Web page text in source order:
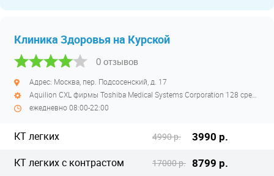
Клиника Здоровья на Курской
0 отзывов
Адрес: Москва, пер. Подсосенский, д. 17
ежедневно 08:00-22:00
КТ легких 4990 р. 3990 р.
КТ легких с контрастом 17000 р. 8799 р.